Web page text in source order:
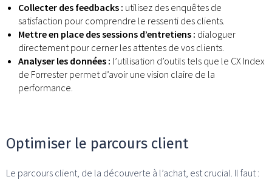
Collecter des feedbacks : utilisez des enquêtes de
satisfaction pour comprendre le ressenti des clients.
Mettre en place des sessions d’entretiens : dialoguer
directement pour cerner les attentes de vos clients.
Analyser les données : l’utilisation d’outils tels que le CX Index
de Forrester permet d’avoir une vision claire de la
performance.
Optimiser le parcours client
Le parcours client, de la découverte à l’achat, est crucial. Il faut :